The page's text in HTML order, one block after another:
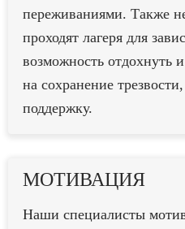
переживаниями. Также
проходят лагеря для
возможность отдохнуть
на сохранение
поддержку.
МОТИВАЦИЯ
Наши специалисты